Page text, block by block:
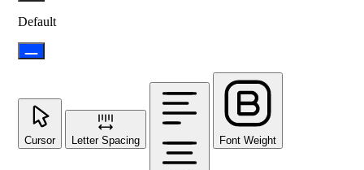
Default
Cursor Letter Spacing Font Weight